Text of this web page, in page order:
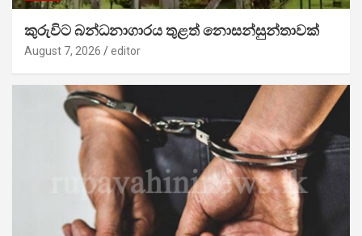
කුරුවිට බන්ධනාගාරය තුළත් නොසන්සුන්තාවක්
August 7, 2026 editor